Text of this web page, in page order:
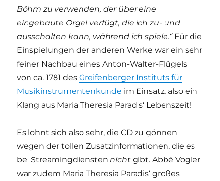
Böhm zu verwenden, der über eine
eingebaute Orgel verfügt, die ich zu- und
ausschalten kann, während ich spiele.“Für die
Einspielungen der anderen Werke war ein sehr
feiner Nachbau eines Anton-Walter-Flügels
von ca. 1781 desGreifenberger Instituts für
Musikinstrumentenkunde im Einsatz, also ein
Klang aus Maria Theresia Paradis‘ Lebenszeit!
Es lohnt sich also sehr, die CD zu gönnen
wegen der tollen Zusatzinformationen, die es
bei Streamingdienstennicht gibt. Abbé Vogler
war zudem Maria Theresia Paradis‘ großes